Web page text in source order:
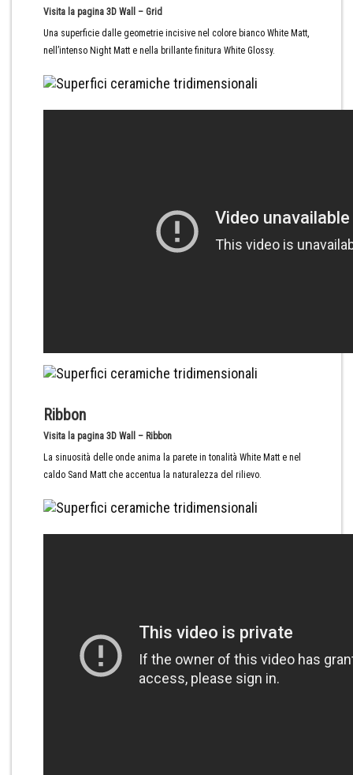
Visita la pagina 3D Wall – Grid
Una superficie dalle geometrie incisive nel colore bianco White Matt,
nell’intenso Night Matt e nella brillante finitura White Glossy.
Ribbon
Visita la pagina 3D Wall – Ribbon
La sinuosità delle onde anima la parete in tonalità White Matt e nel
caldo Sand Matt che accentua la naturalezza del rilievo.